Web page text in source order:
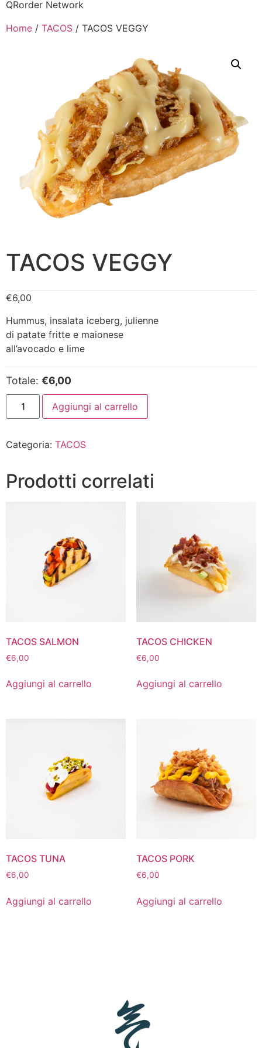
QRorder Network
Home / TACOS / TACOS VEGGY
TACOS VEGGY
€6,00
Hummus, insalata iceberg, julienne
di patate fritte e maionese
all’avocado e lime
Totale: €6,00
Aggiungi al carrello
Categoria: TACOS
Prodotti correlati
TACOS SALMON
€6,00
Aggiungi al carrello
TACOS CHICKEN
€6,00
Aggiungi al carrello
TACOS TUNA
€6,00
Aggiungi al carrello
TACOS PORK
€6,00
Aggiungi al carrello